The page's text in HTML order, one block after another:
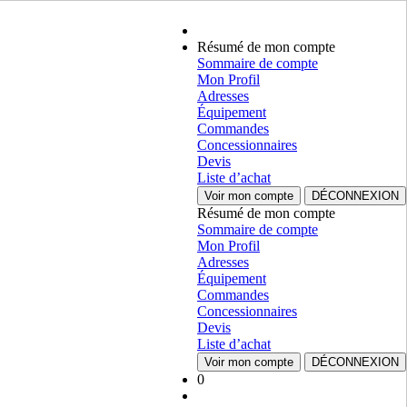
Résumé de mon compte
Sommaire de compte
Mon Profil
Adresses
Équipement
Commandes
Concessionnaires
Devis
Liste d’achat
Voir mon compte DÉCONNEXION
Résumé de mon compte
Sommaire de compte
Mon Profil
Adresses
Équipement
Commandes
Concessionnaires
Devis
Liste d’achat
Voir mon compte DÉCONNEXION
0